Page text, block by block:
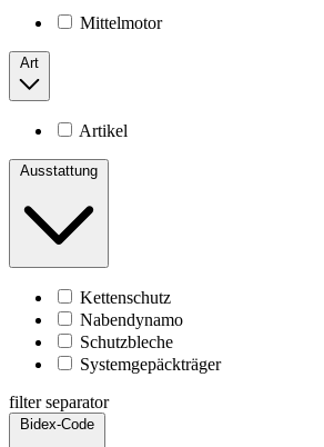
Mittelmotor
Art
Artikel
Ausstattung
Kettenschutz
Nabendynamo
Schutzbleche
Systemgepäckträger
filter separator
Bidex-Code